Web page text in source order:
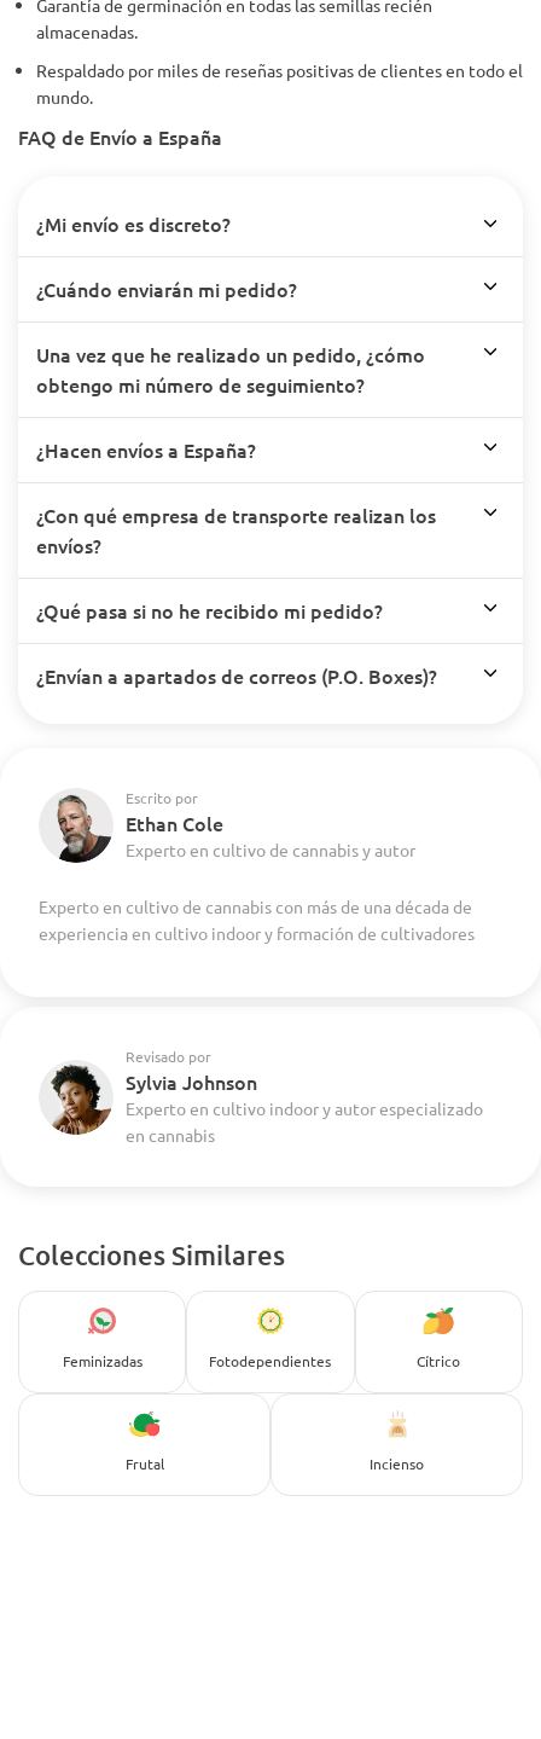
Garantía de germinación en todas las semillas recién
almacenadas.
Respaldado por miles de reseñas positivas de clientes en todo el
mundo.
FAQ de Envío a España
¿Mi envío es discreto?
¿Cuándo enviarán mi pedido?
Una vez que he realizado un pedido, ¿cómo
obtengo mi número de seguimiento?
¿Hacen envíos a España?
¿Con qué empresa de transporte realizan los
envíos?
¿Qué pasa si no he recibido mi pedido?
¿Envían a apartados de correos (P.O. Boxes)?
Escrito por
Ethan Cole
Experto en cultivo de cannabis y autor
Experto en cultivo de cannabis con más de una década de
experiencia en cultivo indoor y formación de cultivadores
Revisado por
Sylvia Johnson
Experto en cultivo indoor y autor especializado
en cannabis
Colecciones Similares
Feminizadas Fotodependientes Cítrico
Frutal Incienso